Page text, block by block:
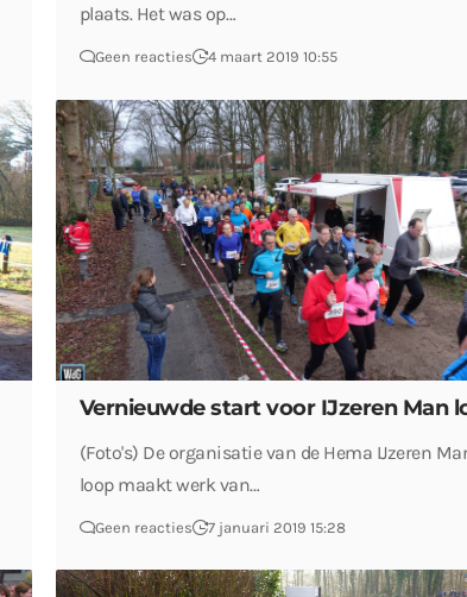
plaats. Het was op…
Geen reacties 4 maart 2019 10:55
Vernieuwde start voor IJzeren Man
(Foto's) De organisatie van de Hema IJzeren
loop maakt werk van…
Geen reacties 7 januari 2019 15:28